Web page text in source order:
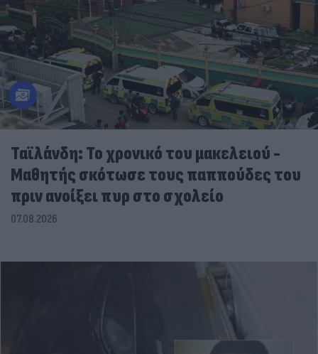
Ταϊλάνδη: Το χρονικό του μακελειού -
Μαθητής σκότωσε τους παππούδες του
πριν ανοίξει πυρ στο σχολείο
07.08.2026